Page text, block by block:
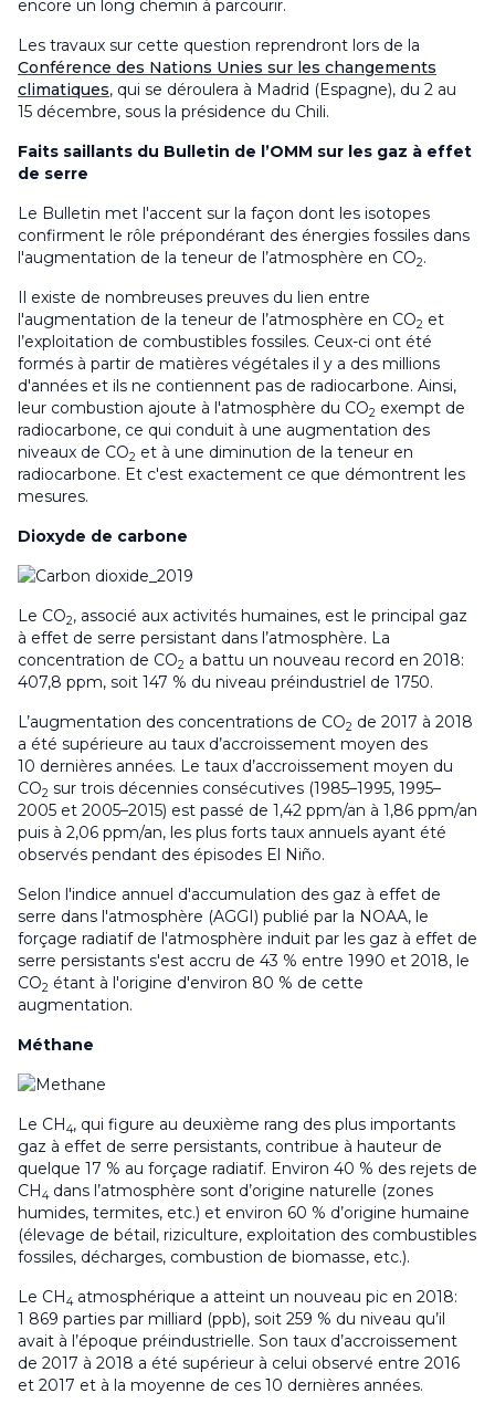
encore un long chemin à parcourir.
Les travaux sur cette question reprendront lors de la
Conférence des Nations Unies sur les changements
climatiques, qui se déroulera à Madrid (Espagne), du 2 au
15 décembre, sous la présidence du Chili.
Faits saillants du Bulletin de l’OMM sur les gaz à effet
de serre
Le Bulletin met l'accent sur la façon dont les isotopes
confirment le rôle prépondérant des énergies fossiles dans
l'augmentation de la teneur de l’atmosphère en CO2.
Il existe de nombreuses preuves du lien entre
l'augmentation de la teneur de l’atmosphère en CO2 et
l’exploitation de combustibles fossiles. Ceux-ci ont été
formés à partir de matières végétales il y a des millions
d'années et ils ne contiennent pas de radiocarbone. Ainsi,
leur combustion ajoute à l'atmosphère du CO2 exempt de
radiocarbone, ce qui conduit à une augmentation des
niveaux de CO2 et à une diminution de la teneur en
radiocarbone. Et c'est exactement ce que démontrent les
mesures.
Dioxyde de carbone
Le CO2, associé aux activités humaines, est le principal gaz
à effet de serre persistant dans l’atmosphère. La
concentration de CO2 a battu un nouveau record en 2018:
407,8 ppm, soit 147 % du niveau préindustriel de 1750.
L’augmentation des concentrations de CO2 de 2017 à 2018
a été supérieure au taux d’accroissement moyen des
10 dernières années. Le taux d’accroissement moyen du
CO2 sur trois décennies consécutives (1985–1995, 1995–
2005 et 2005–2015) est passé de 1,42 ppm/an à 1,86 ppm/an
puis à 2,06 ppm/an, les plus forts taux annuels ayant été
observés pendant des épisodes El Niño.
Selon l'indice annuel d'accumulation des gaz à effet de
serre dans l'atmosphère (AGGI) publié par la NOAA, le
forçage radiatif de l'atmosphère induit par les gaz à effet de
serre persistants s'est accru de 43 % entre 1990 et 2018, le
CO2 étant à l'origine d'environ 80 % de cette
augmentation.
Méthane
Le CH 4, qui figure au deuxième rang des plus importants
gaz à effet de serre persistants, contribue à hauteur de
quelque 17 % au forçage radiatif. Environ 40 % des rejets de
CH 4 dans l’atmosphère sont d’origine naturelle (zones
humides, termites, etc.) et environ 60 % d’origine humaine
(élevage de bétail, riziculture, exploitation des combustibles
fossiles, décharges, combustion de biomasse, etc.).
Le CH 4 atmosphérique a atteint un nouveau pic en 2018:
1 869 parties par milliard (ppb), soit 259 % du niveau qu’il
avait à l’époque préindustrielle. Son taux d’accroissement
de 2017 à 2018 a été supérieur à celui observé entre 2016
et 2017 et à la moyenne de ces 10 dernières années.